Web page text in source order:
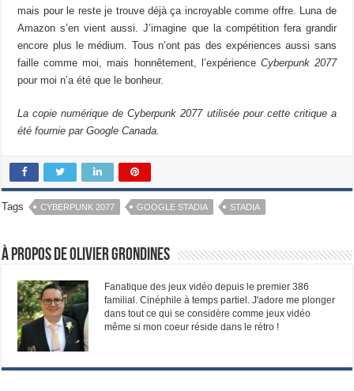
mais pour le reste je trouve déjà ça incroyable comme offre. Luna de
Amazon s’en vient aussi. J’imagine que la compétition fera grandir
encore plus le médium. Tous n’ont pas des expériences aussi sans
faille comme moi, mais honnêtement, l’expérience Cyberpunk 2077
pour moi n’a été que le bonheur.
La copie numérique de Cyberpunk 2077 utilisée pour cette critique a
été fournie par Google Canada.
Tags CYBERPUNK 2077 GOOGLE STADIA STADIA
À propos de Olivier Grondines
Fanatique des jeux vidéo depuis le premier 386
familial. Cinéphile à temps partiel. J'adore me plonger
dans tout ce qui se considère comme jeux vidéo
même si mon coeur réside dans le rétro !